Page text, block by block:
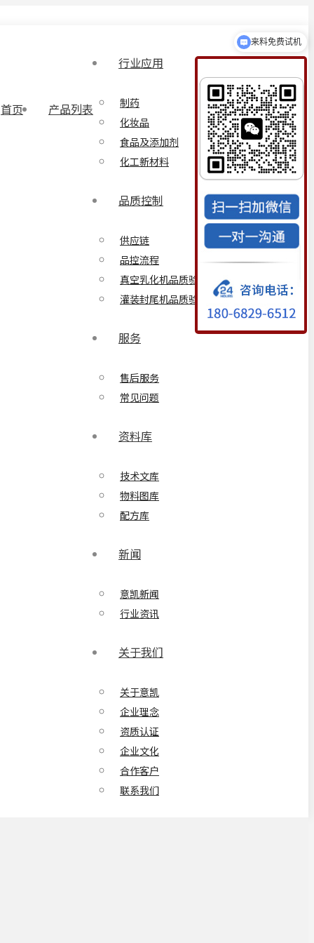
首页 产品列表
行业应用
制药
化妆品
食品及添加剂
化工新材料
品质控制
供应链
品控流程
真空乳化机品质验证方案
灌装封尾机品质验证方案
服务
售后服务
常见问题
资料库
技术文库
物料图库
配方库
新闻
意凯新闻
行业资讯
关于我们
关于意凯
企业理念
资质认证
企业文化
合作客户
联系我们
真空均质机